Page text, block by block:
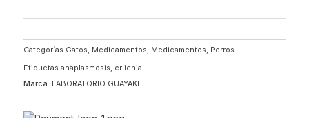
Antibiótico
Espectro
|
Perros
Gatos
Categorías Gatos, Medicamentos, Medicamentos, Perros
Etiquetas anaplasmosis, erlichia
Marca: LABORATORIO GUAYAKI